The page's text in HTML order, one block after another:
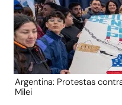
Argentina: Protestas
Milei